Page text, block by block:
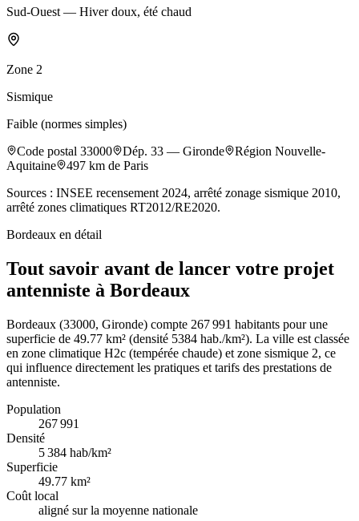
Sud-Ouest — Hiver doux, été chaud
Zone 2
Sismique
Faible (normes simples)
Code postal 33000 Dép. 33 — Gironde Région Nouvelle-
Aquitaine
497 km de Paris
Sources : INSEE recensement 2024, arrêté zonage sismique 2010,
arrêté zones climatiques RT2012/RE2020.
Bordeaux en détail
Tout savoir avant de lancer votre projet
antenniste à Bordeaux
Bordeaux (33000, Gironde) compte 267 991 habitants pour une
superficie de 49.77 km² (densité 5384 hab./km²). La ville est classée
en zone climatique H2c (tempérée chaude) et zone sismique 2, ce
qui influence directement les pratiques et tarifs des prestations de
antenniste.
Population
267 991
Densité
5 384 hab/km²
Superficie
49.77 km²
Coût local
aligné sur la moyenne nationale